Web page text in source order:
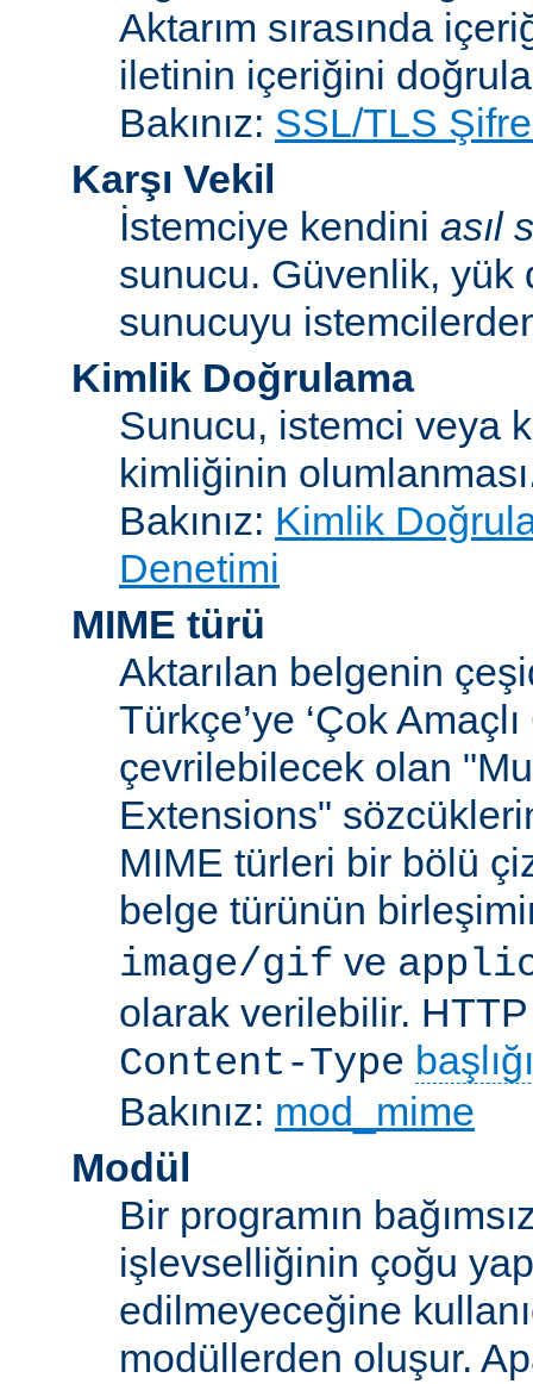
Aktarım sırasında
iletinin içeriğini
Bakınız: SSL/TLS
Karşı Vekil
İstemciye kendini asıl
sunucu. Güvenlik, yük
sunucuyu
Kimlik Doğrulama
Sunucu, istemci veya
kimliğinin
Bakınız: Kimlik
Denetimi
MIME türü
Aktarılan belgenin
Türkçe’ye ‘Çok
çevrilebilecek olan
Extensions"
MIME türleri bir bölü
belge türünün
image/gif ve
olarak verilebilir.
Content-Type
Bakınız: mod_mime
Modül
Bir programın
işlevselliğinin çoğu
edilmeyeceğine
modüllerden oluşur.